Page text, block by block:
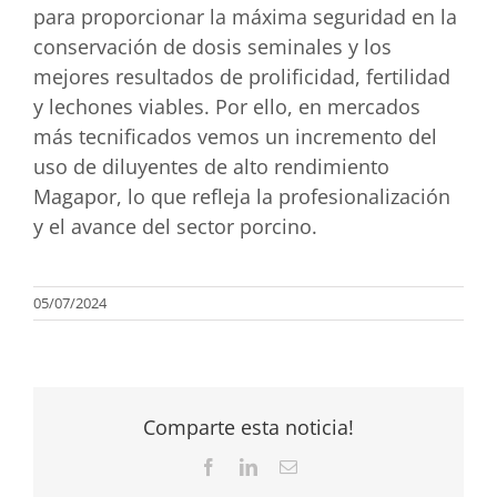
para proporcionar la máxima seguridad en la
conservación de dosis seminales y los
mejores resultados de prolificidad, fertilidad
y lechones viables. Por ello, en mercados
más tecnificados vemos un incremento del
uso de diluyentes de alto rendimiento
Magapor, lo que refleja la profesionalización
y el avance del sector porcino.
05/07/2024
Comparte esta noticia!
FacebookLinkedInCorreo